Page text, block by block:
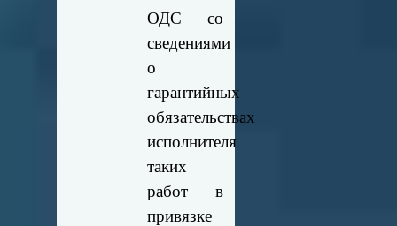
ОДС со
сведениями
о
гарантийных
обязательствах
исполнителя
таких
работ в
привязке